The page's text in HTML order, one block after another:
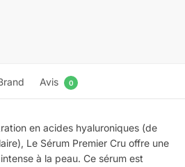
Avis 0
en acides hyaluroniques (de
Le Sérum Premier Cru offre une
à la peau. Ce sérum est